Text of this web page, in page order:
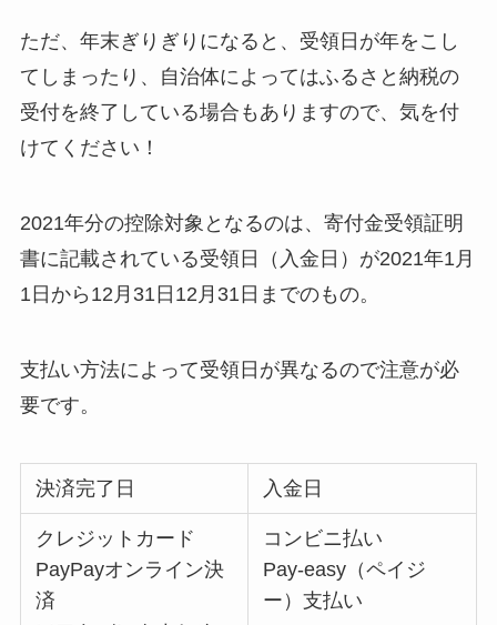
ただ、年末ぎりぎりになると、受領日が年をこし
てしまったり、自治体によってはふるさと納税の
受付を終了している場合もありますので、気を付
けてください！
2021年分の控除対象となるのは、寄付金受領証明
書に記載されている受領日（入金日）が2021年1月
1日から12月31日12月31日までのもの。
支払い方法によって受領日が異なるので注意が必
要です。
決済完了日 入金日
クレジットカード
PayPayオンライン決
済
コンビニ払い
Pay-easy（ペイジ
ー）支払い